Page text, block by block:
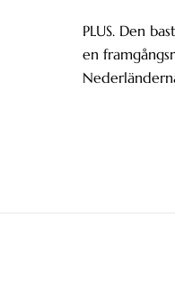
PLUS. Den
en